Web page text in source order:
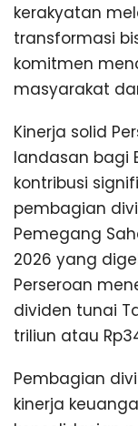
kerakyatan
transformasi
komitmen
masyarakat
Kinerja solid
landasan bagi
kontribusi
pembagian
Pemegang
2026 yang
Perseroan
dividen tunai
triliun atau
Pembagian
kinerja